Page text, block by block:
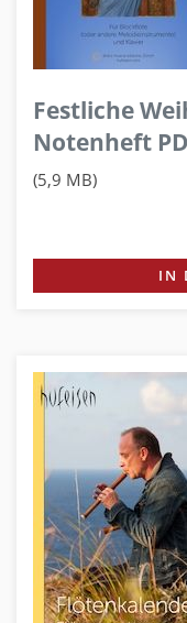
Festliche
Notenheft
(5,9 MB)
IN